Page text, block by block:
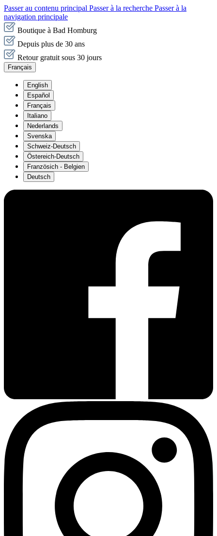
Passer au contenu principal Passer à la recherche Passer à la
navigation principale
Boutique à Bad Homburg
Depuis plus de 30 ans
Retour gratuit sous 30 jours
Français
English
Español
Français
Italiano
Nederlands
Svenska
Schweiz-Deutsch
Östereich-Deutsch
Französich - Belgien
Deutsch